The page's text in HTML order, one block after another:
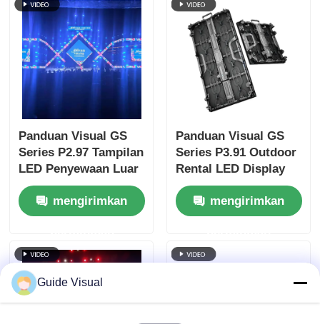
Panduan Visual GS
Series P2.97 Tampilan
LED Penyewaan Luar
Ruangan 5000nit IP65
untuk Digital
Signage, 7680Hz Dual
mengirimkan
Panduan Visual GS
Series P3.91 Outdoor
Rental LED Display
5000nit IP65 untuk
Acara Konser, 7680Hz
Dual Backup
mengirimkan
Guide Visual